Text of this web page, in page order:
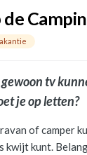
tv
je op letten?
of camper
kwijt kunt.